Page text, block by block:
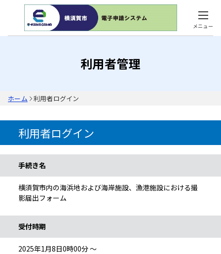
メニュー
利用者管理
ホーム 利用者ログイン
利用者ログイン
手続き名
横須賀市内の海浜地および海岸施設、漁港施設における撮
影届出フォーム
受付時期
2025年1月8日0時00分 ～